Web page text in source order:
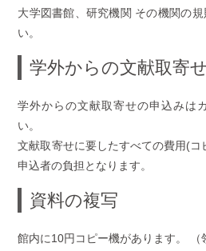
大学図書館、研究機関 その機関の
い。
学外からの文献取寄せ
学外からの文献取寄せの申込みは
い。
文献取寄せに要したすべての費用(
申込者の負担となります。
資料の複写
館内に10円コピー機があります。 （